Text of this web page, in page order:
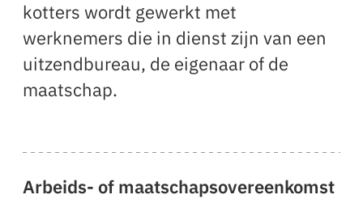
kotters wordt gewerkt met
werknemers die in dienst zijn van een
uitzendbureau, de eigenaar of de
maatschap.
Arbeids- of maatschapsovereenkomst